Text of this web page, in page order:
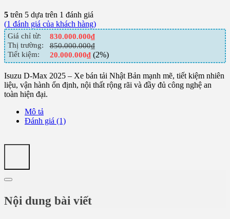
5 trên 5 dựa trên 1 đánh giá
(1 đánh giá của khách hàng)
Giá chỉ từ: 830.000.000₫
Thị trường:
850.000.000₫
Tiết kiệm:
20.000.000₫(2%)
Isuzu D-Max 2025 – Xe bán tải Nhật Bản mạnh mẽ, tiết kiệm nhiên
liệu, vận hành ổn định, nội thất rộng rãi và đầy đủ công nghệ an
toàn hiện đại.
Mô tả
Đánh giá (1)
Nội dung bài viết